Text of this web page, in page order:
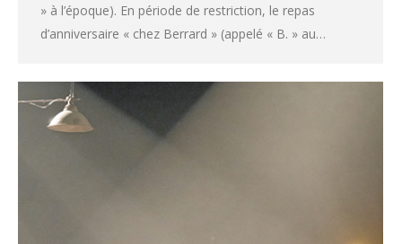
» à l’époque). En période de restriction, le repas
d’anniversaire « chez Berrard » (appelé « B. » au…